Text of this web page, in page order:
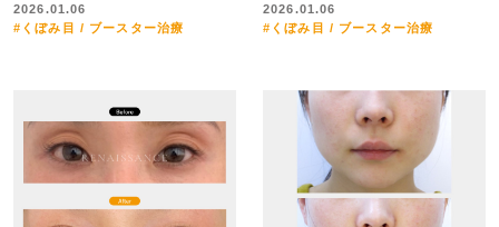
2026.01.06
#くぼみ目 / ブースター治療
2026.01.06
#くぼみ目 / ブースター治療